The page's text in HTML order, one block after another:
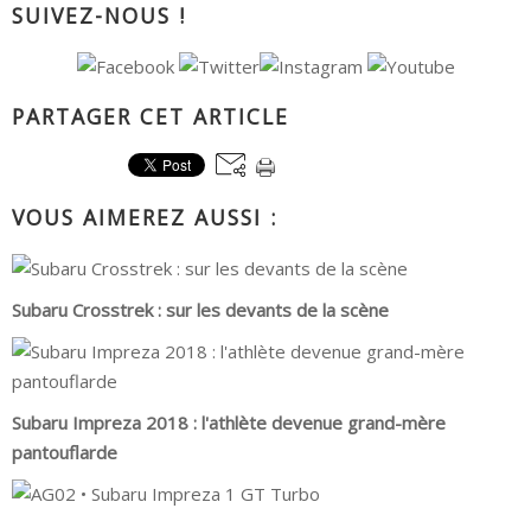
SUIVEZ-NOUS !
PARTAGER CET ARTICLE
VOUS AIMEREZ AUSSI :
Subaru Crosstrek : sur les devants de la scène
Subaru Impreza 2018 : l'athlète devenue grand-mère
pantouflarde